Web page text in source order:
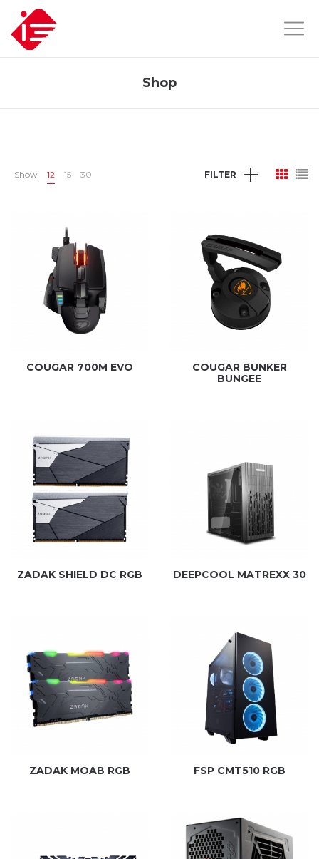
Shop
Show 12 15 30 FILTER
COUGAR 700M EVO
COUGAR BUNKER
BUNGEE
ZADAK SHIELD DC RGB DEEPCOOL MATREXX 30
ZADAK MOAB RGB FSP CMT510 RGB